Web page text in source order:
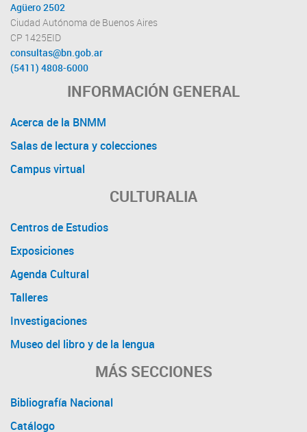
Agüero 2502
Ciudad Autónoma de Buenos Aires
CP 1425EID
consultas@bn.gob.ar
(5411) 4808-6000
INFORMACIÓN GENERAL
Acerca de la BNMM
Salas de lectura y colecciones
Campus virtual
CULTURALIA
Centros de Estudios
Exposiciones
Agenda Cultural
Talleres
Investigaciones
Museo del libro y de la lengua
MÁS SECCIONES
Bibliografía Nacional
Catálogo